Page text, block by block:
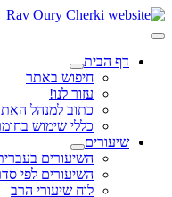
דף הבית
חיפוש באתר
עזור לנו!
כתוב למנהל
כללי שימוש
שיעורים
השיעורים
השיעורים לפי
לוח שיעורי הרב